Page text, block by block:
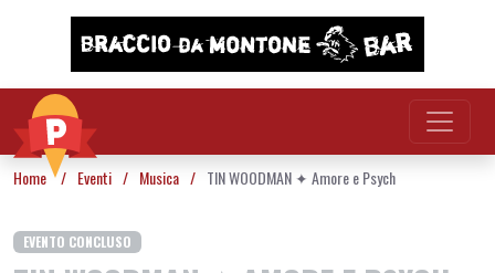
Vai al contenuto
Home / Eventi / Musica / TIN WOODMAN ✦ Amore e Psych
EVENTO CONCLUSO